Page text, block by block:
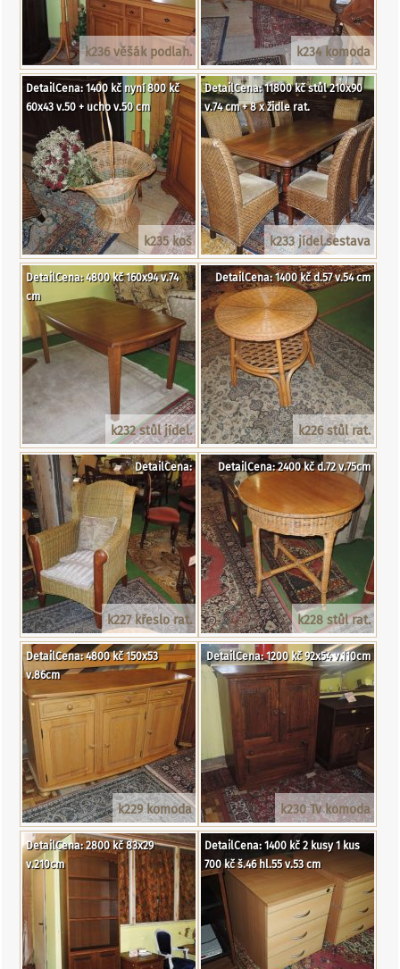
k236 věšák podlah. k234 komoda
k235 koš
DetailCena: 1400 kč nyní 800 kč
60x43 v.50 + ucho v.50 cm
k233 jídel.sestava
DetailCena: 11800 kč stůl 210x90
v.74 cm + 8 x židle rat.
k232 stůl jídel.
DetailCena: 4800 kč 160x94 v.74
cm
k226 stůl rat.
DetailCena: 1400 kč d.57 v.54 cm
k227 křeslo rat.
DetailCena:
k228 stůl rat.
DetailCena: 2400 kč d.72 v.75cm
k229 komoda
DetailCena: 4800 kč 150x53
v.86cm
k230 Tv komoda
DetailCena: 1200 kč 92x54 v.110cm
DetailCena: 2800 kč 83x29
v.210cm
DetailCena: 1400 kč 2 kusy 1 kus
700 kč š.46 hl.55 v.53 cm